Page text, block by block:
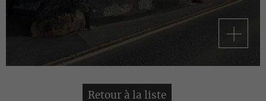
Retour à la liste